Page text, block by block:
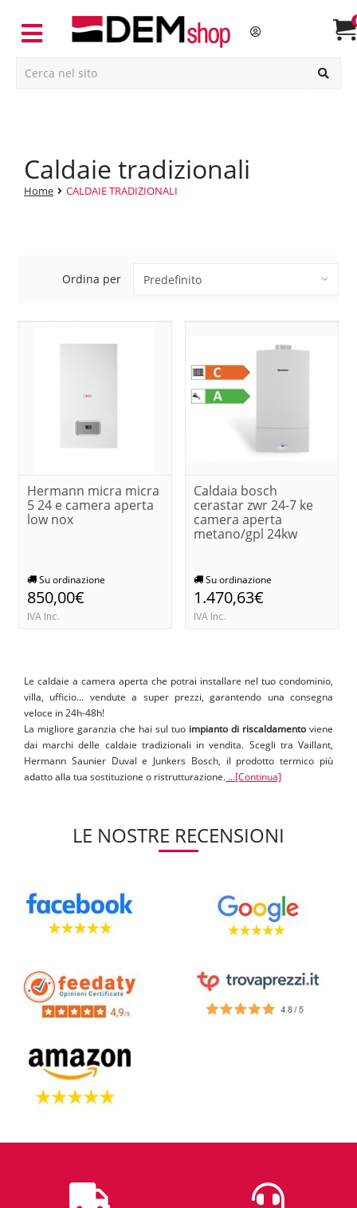
caldaie tradizionali
Home CALDAIE TRADIZIONALI
Ordina per
Hermann micra micra
5 24 e camera aperta
low nox
Su ordinazione
850,00€
IVA Inc.
Caldaia bosch
cerastar zwr 24-7 ke
camera aperta
metano/gpl 24kw
Su ordinazione
1.470,63€
IVA Inc.
Le caldaie a camera aperta che potrai installare nel tuo condominio,
villa, ufficio... vendute a super prezzi, garantendo una consegna
veloce in 24h-48h!
La migliore garanzia che hai sul tuo impianto di riscaldamento viene
dai marchi delle caldaie tradizionali in vendita. Scegli tra Vaillant,
Hermann Saunier Duval e Junkers Bosch, il prodotto termico più
adatto alla tua sostituzione o ristrutturazione. ...[Continua]
LE NOSTRE RECENSIONI